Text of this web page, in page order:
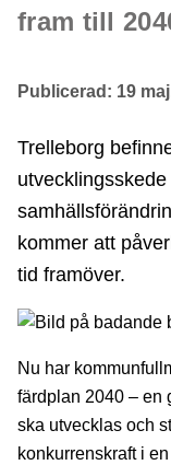
fram till
Publicerad: 19
Trelleborg
kommer att
tid framöver.
Nu har
färdplan 2040 – en
ska utvecklas och
konkurrenskraft i